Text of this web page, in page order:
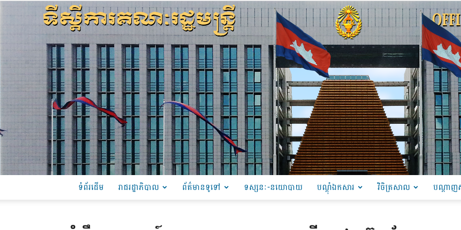
ទំព័រដើម រាជរដ្ឋាភិបាល ព័ត៌មានទូទៅ ទស្សនៈ-នយោបាយ បណ្ដុំឯកសារ វិចិត្រសាល បណ្តាញ